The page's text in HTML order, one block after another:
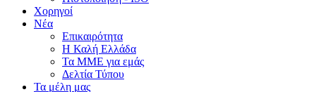
Χορηγοί
Νέα
Επικαιρότητα
H Καλή Ελλάδα
Τα ΜΜΕ για εμάς
Δελτία Τύπου
Τα μέλη μας